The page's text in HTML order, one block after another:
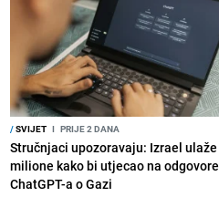
/SVIJET I PRIJE 2 DANA
Stručnjaci upozoravaju: Izrael ulaže
milione kako bi utjecao na odgovore
ChatGPT-a o Gazi